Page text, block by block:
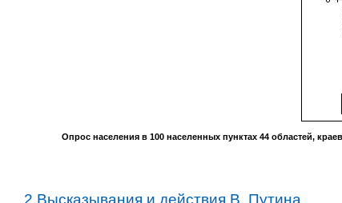
Опрос населения в 100 населенных пунктах 44 областей,
2.Высказывания и действия В. Путина